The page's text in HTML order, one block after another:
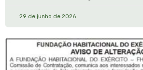
29 de junho de 2026